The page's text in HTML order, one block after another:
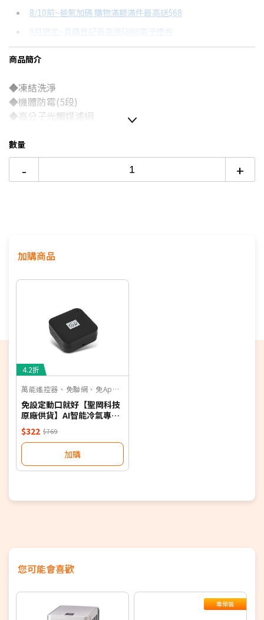
分期數
12期
24期
每期金額 配合銀行/業者
8/10前~爸氣加碼 購物滿額滿件最高送$68
8月限定~首購登記最高領$888電子禮券
台灣大哥大Open Possible聯名卡滿額最高回饋25%
熱銷冷氣機推薦→點我看達人教你買
冷氣挑選教學→點我看達人教你買
商品簡介
◆凍結洗淨
◆機體防霉(5段)
◆高分子光觸媒濾網
◆新舒眠
◆室內溫度顯示
◆雲端智慧模組(WIFI)
數量
- +
加購商品
4.2折
萬能遙控器、免聯網、免App、聲控
免設定動口就好【聖岡科技
原廠供貨】AI智能冷氣專用
語音遙控器 保固一年 適用對
應廠牌 NB
$322 $769
加購
您可能會喜歡
尊榮裝